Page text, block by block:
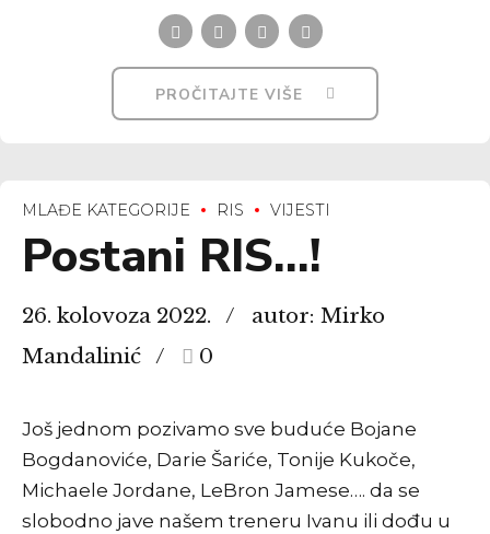
PROČITAJTE VIŠE
MLAĐE KATEGORIJE RIS VIJESTI
Postani RIS…!
26. kolovoza 2022.
autor: Mirko
Mandalinić
0
Još jednom pozivamo sve buduće Bojane
Bogdanoviće, Darie Šariće, Tonije Kukoče,
Michaele Jordane, LeBron Jamese…. da se
slobodno jave našem treneru Ivanu ili dođu u